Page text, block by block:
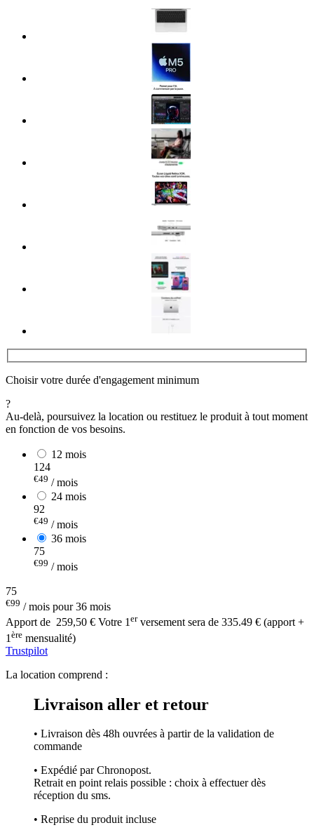
Choisir votre durée d'engagement minimum
?
Au-delà, poursuivez la location ou restituez le produit à tout moment
en fonction de vos besoins.
12 mois
124
€49 / mois
24 mois
92
€49 / mois
36 mois
75
€99 / mois
75
€99 / mois pour 36 mois
Apport de 259,50 € Votre 1 erversement sera de 335.49 € (apport +
1 ère mensualité)
Trustpilot
La location comprend :
Livraison aller et retour
• Livraison dès 48h ouvrées à partir de la validation de
commande
• Expédié par Chronopost.
Retrait en point relais possible : choix à effectuer dès
réception du sms.
• Reprise du produit incluse